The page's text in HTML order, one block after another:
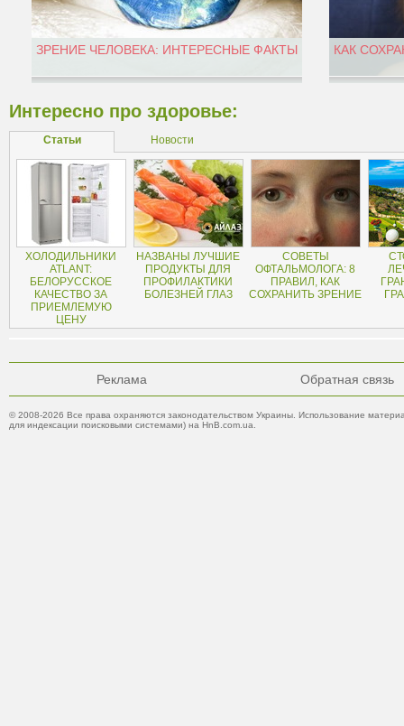
ЗРЕНИЕ ЧЕЛОВЕКА: ИНТЕРЕСНЫЕ ФАКТЫ КАК
Интересно про здоровье:
Статьи Новости
ХОЛОДИЛЬНИКИ
ATLANT:
БЕЛОРУССКОЕ
КАЧЕСТВО ЗА
ПРИЕМЛЕМУЮ
ЦЕНУ
НАЗВАНЫ ЛУЧШИЕ
ПРОДУКТЫ ДЛЯ
ПРОФИЛАКТИКИ
БОЛЕЗНЕЙ ГЛАЗ
СОВЕТЫ
ОФТАЛЬМОЛОГА: 8
ПРАВИЛ, КАК
СОХРАНИТЬ ЗРЕНИЕ
Реклама Обратная связь
© 2008-2026 Все права охраняются законодательством Украины. Использование
для индексации поисковыми системами) на HnB.com.ua.